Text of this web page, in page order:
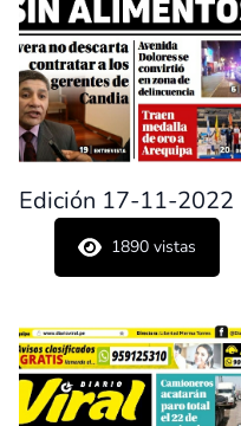
Edición 17-11-2022
1890 vistas